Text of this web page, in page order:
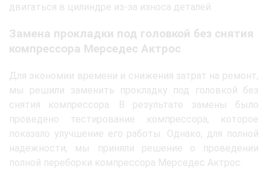
двигаться в цилиндре из-за износа деталей.
Замена прокладки под головкой без снятия
компрессора Мерседес Актрос
Для экономии времени и снижения затрат на ремонт,
мы решили заменить прокладку под головкой без
снятия компрессора. В результате замены было
проведено тестирование компрессора, которое
показало улучшение его работы. Однако, для полной
надежности, мы приняли решение о проведении
полной переборки компрессора Мерседес Актрос.